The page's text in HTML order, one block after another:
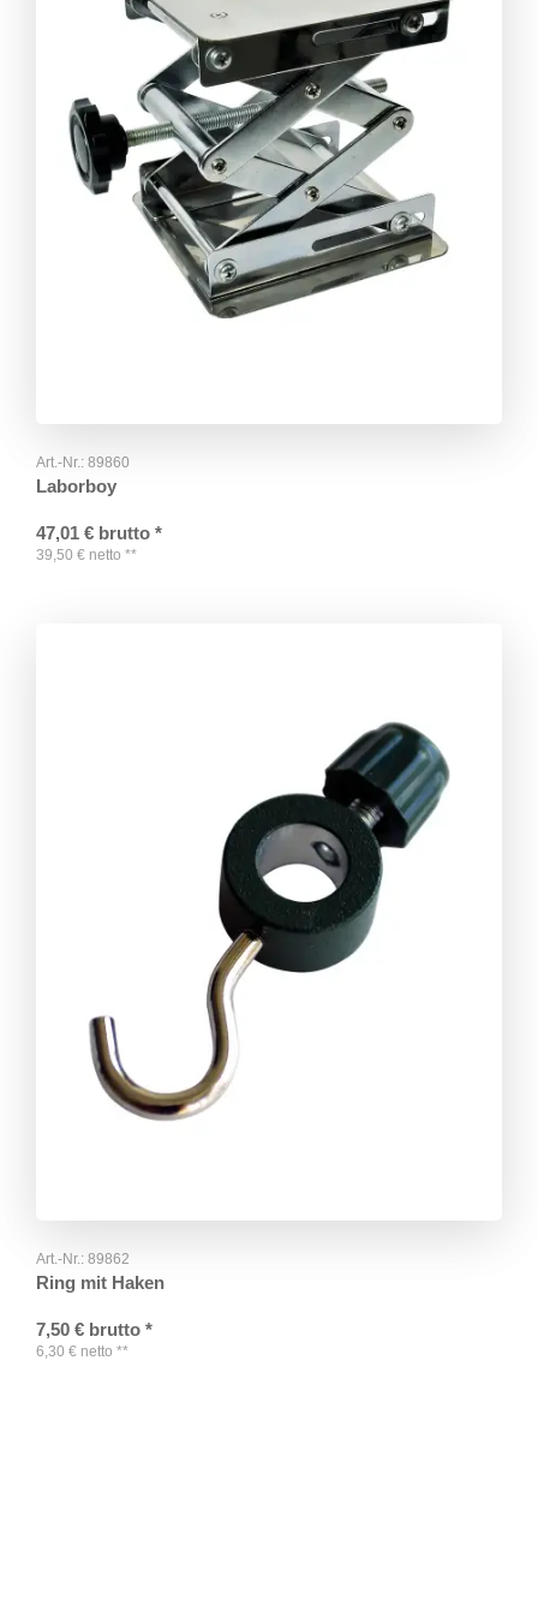
Art.-Nr.: 89860
Laborboy
47,01 € brutto *
39,50 € netto **
Art.-Nr.: 89862
Ring mit Haken
7,50 € brutto *
6,30 € netto **